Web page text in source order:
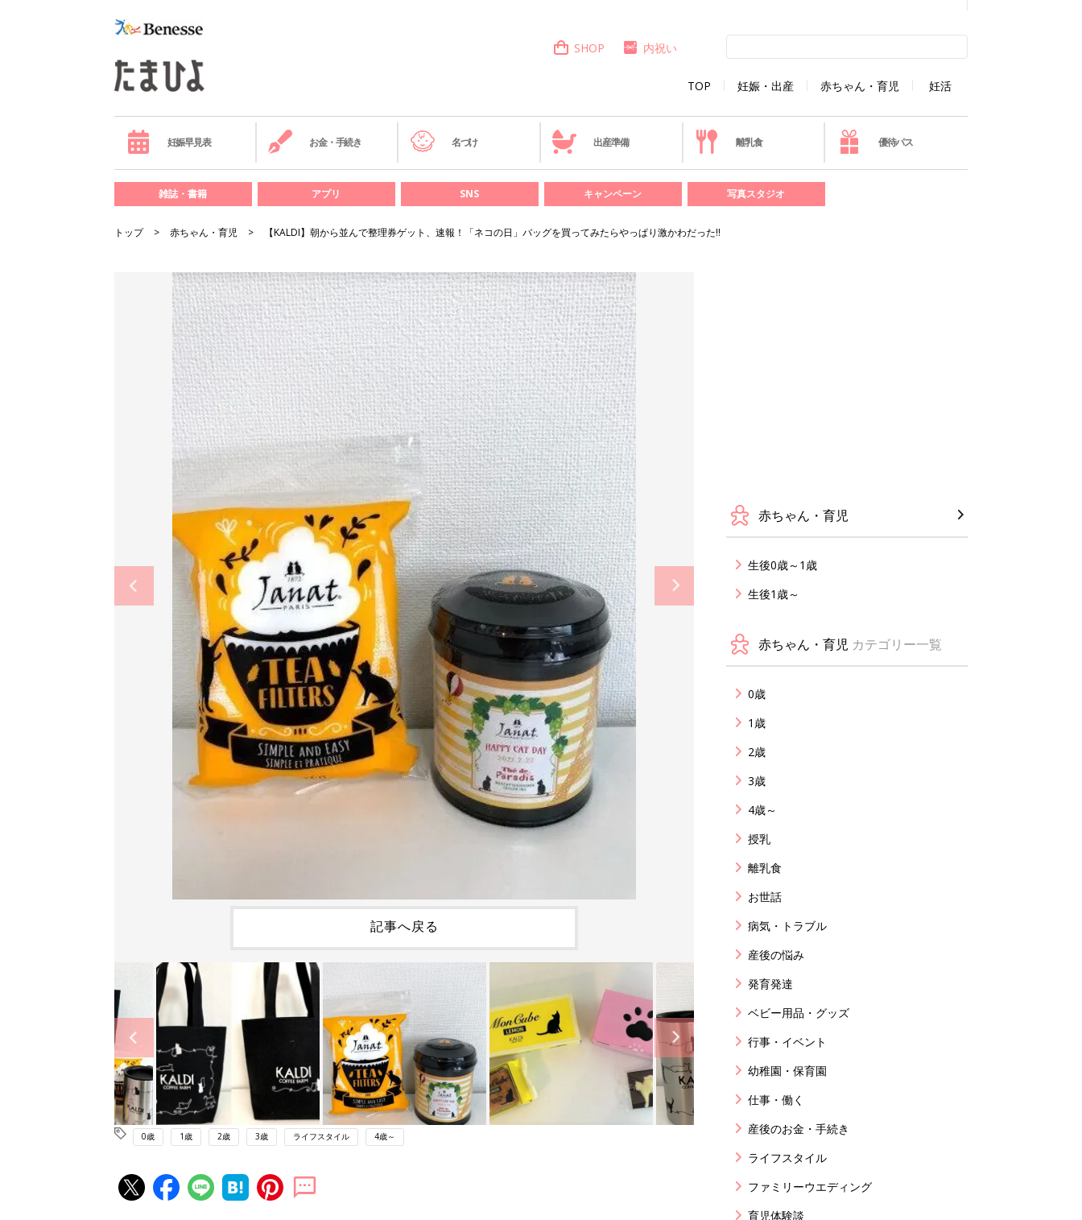
TOP 妊娠・出産 赤ちゃん・育児 妊活
SHOP 内祝い
妊娠早見表 お金・手続き 名づけ 出産準備 離乳食 優待パス
雑誌・書籍 アプリ SNS キャンペーン 写真スタジオ
トップ 赤ちゃん・育児 【KALDI】朝から並んで整理券ゲット、速報！「ネコの日」バッグを買ってみたらやっぱり激かわだった!!
記事へ戻る
0歳 1歳 2歳 3歳 ライフスタイル 4歳～
赤ちゃん・育児
生後0歳～1歳
生後1歳～
赤ちゃん・育児 カテゴリー一覧
0歳
1歳
2歳
3歳
4歳～
授乳
離乳食
お世話
病気・トラブル
産後の悩み
発育発達
ベビー用品・グッズ
行事・イベント
幼稚園・保育園
仕事・働く
産後のお金・手続き
ライフスタイル
ファミリーウエディング
育児体験談